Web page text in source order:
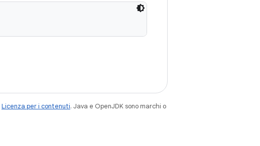
Licenza per i contenuti. Java e OpenJDK sono marchi o